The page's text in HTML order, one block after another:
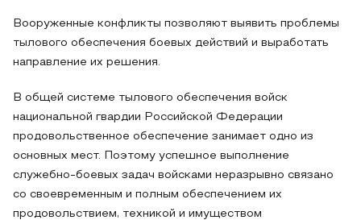
Вооруженные конфликты позволяют выявить проблемы
тылового обеспечения боевых действий и выработать
направление их решения.
В общей системе тылового обеспечения войск
национальной гвардии Российской Федерации
продовольственное обеспечение занимает одно из
основных мест. Поэтому успешное выполнение
служебно-боевых задач войсками неразрывно связано
со своевременным и полным обеспечением их
продовольствием, техникой и имуществом